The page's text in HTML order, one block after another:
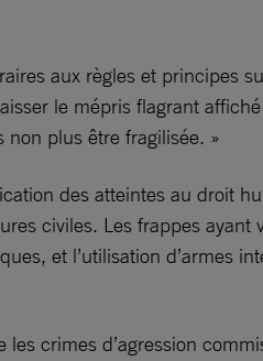
aux règles et principes
le mépris flagrant
plus être fragilisée. »
des atteintes au droit
civiles. Les frappes
et l’utilisation d’armes
crimes d’agression